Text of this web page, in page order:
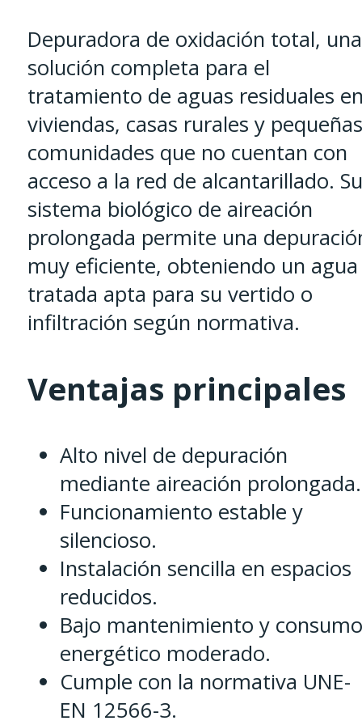
Depuradora de oxidación total, una
solución completa para el
tratamiento de aguas residuales
viviendas, casas rurales y pequeñas
comunidades que no cuentan con
acceso a la red de alcantarillado. Su
sistema biológico de aireación
prolongada permite una
muy eficiente, obteniendo un agua
tratada apta para su vertido o
infiltración según normativa.
Ventajas principales
Alto nivel de depuración
mediante aireación prolongada.
Funcionamiento estable y
silencioso.
Instalación sencilla en espacios
reducidos.
Bajo mantenimiento y consumo
energético moderado.
Cumple con la normativa UNE-
EN 12566-3.